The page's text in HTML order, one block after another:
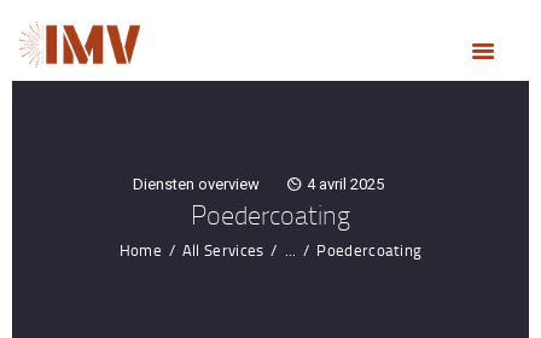
Diensten overview 4 avril 2025
Poedercoating
Home All Services ... Poedercoating
ACCUEIL
NOS MÉTIERS
ACTUALITÉS
DEVIS & CONTACT